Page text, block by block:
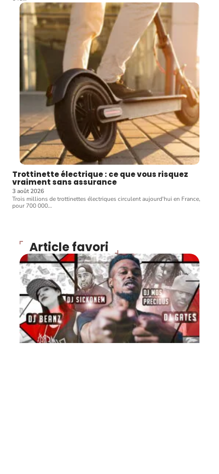
Trottinette électrique : ce que vous risquez
vraiment sans assurance
3 août 2026
Trois millions de trottinettes électriques circulent aujourd'hui en France,
pour 700 000…
Article favori